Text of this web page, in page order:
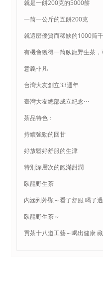
就是一餅200克的5000餅
一筒一公斤的五餅200克
就這麼優質而稀缺的1000筒千
有機會獲得一筒臥龍野生茶，
意義非凡
台灣大友創立33週年
臺灣大友總部成立紀念⋯
茶品特色：
持續強勁的回甘
好放鬆好舒服的生津
特別深層次的飽滿甜潤
臥龍野生茶
內涵到外顯～看了舒服 喝了
臥龍野生茶～
貢茶十八道工藝～喝出健康